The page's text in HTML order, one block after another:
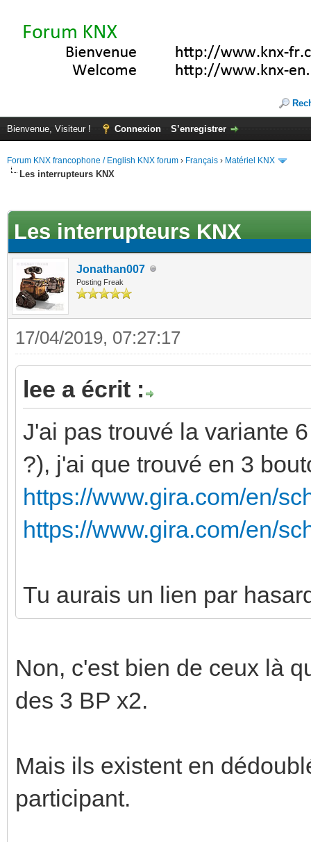
Bienvenue, Visiteur ! Connexion S’enregistrer
Forum KNX francophone / English KNX forum › Français › Matériel KNX
Les interrupteurs KNX
Les interrupteurs KNX
Jonathan007
Posting Freak
17/04/2019, 07:27:17
lee a écrit :
J'ai pas trouvé la variante
?), j'ai que trouvé en 3
https://www.gira.com/en/
https://www.gira.com/en/
Tu aurais un lien par
Non, c'est bien de ceux là
des 3 BP x2.
Mais ils existent en
participant.